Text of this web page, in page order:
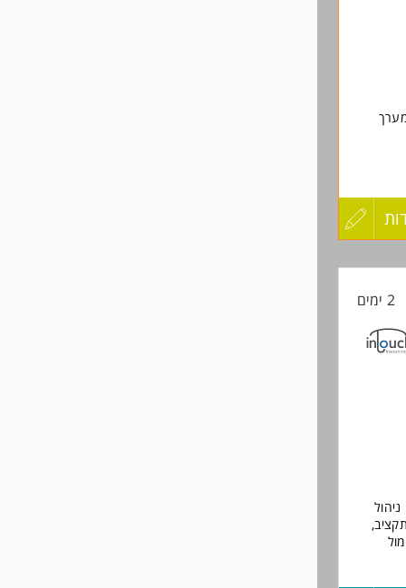
כאחד.
עדכון
2 ימים